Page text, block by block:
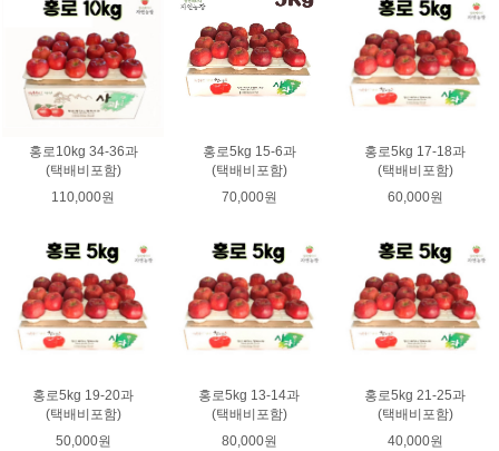
홍로10kg 34-36과
(택배비포함)
110,000원
홍로5kg 15-6과
(택배비포함)
70,000원
홍로5kg 17-18과
(택배비포함)
60,000원
홍로5kg 19-20과
(택배비포함)
50,000원
홍로5kg 13-14과
(택배비포함)
80,000원
홍로5kg 21-25과
(택배비포함)
40,000원